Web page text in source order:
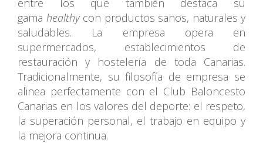
gama healthycon productos sanos, naturales y
saludables. La empresa opera en
supermercados, establecimientos de
restauración y hostelería de toda Canarias.
Tradicionalmente, su filosofía de empresa se
alinea perfectamente con el Club Baloncesto
Canarias en los valores del deporte: el respeto,
la superación personal, el trabajo en equipo y
la mejora continua.